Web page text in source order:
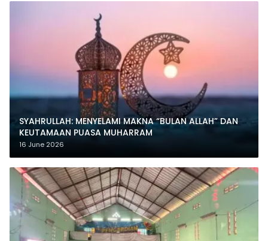
SYAHRULLAH: MENYELAMI MAKNA “BULAN ALLAH” DAN
KEUTAMAAN PUASA MUHARRAM
16 June 2026